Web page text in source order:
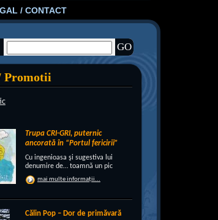
/ CONTACT
Promotii
Trupa CRI-GRI, puternic
ancorată în “Portul fericirii”
Cu ingenioasa şi sugestiva lui
denumire de… toamnă un pic
“încruntată”, elegant suprapusă
unei existenţe de peste un sfert de
voios anotimpul ruginiu al
melancoliilor de tot soiul, cu un nou
[…]
mai multe informații...
Călin Pop – Dor de primăvară